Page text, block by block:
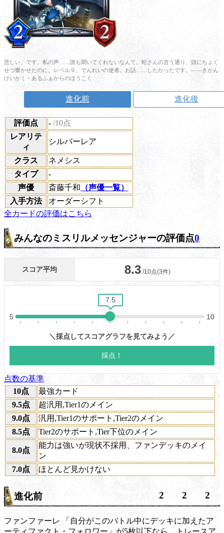
悲しい、です。私の声……誰も聞いてくれないなんて。蛇さんの言う通り、頭にちょく
せつ響かせたのに。レベル９、でんれいの使者。お話……したかったです。――きかん
けいかく・あるふぁからのほうこく
進化前 進化後
評価点 - /10点
レアリテ
ィ
シルバーレア
クラス
ネメシス
タイプ
-
声優
斎藤千和 （声優一覧）
入手方法
オーダーシフト
全カードの評価はこちら
みんなのミスリルメッセンジャーの評価点0
点数の基準
10点
最強カード
9.5点
超汎用,Tier1のメイン
9.0点
汎用,Tier1のサポート,Tier2のメイン
8.5点
Tier2のサポート,Tier下位のメイン
8.0点
能力は強いが現状不採用、ファンデッキのメイ
ン
7.0点
ほとんど見かけない
進化前 2 2 2
ファンファーレ
「自分がこのバトル中にデッキに加えたア
ーティファクト・フォロワー」が5枚以下なら、トレースア